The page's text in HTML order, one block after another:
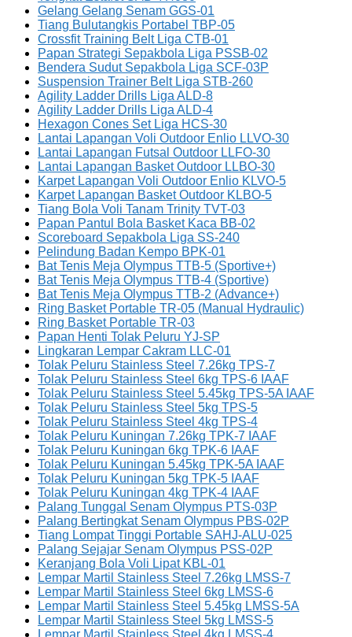
Gelang Gelang Senam GGS-01
Tiang Bulutangkis Portabel TBP-05
Crossfit Training Belt Liga CTB-01
Papan Strategi Sepakbola Liga PSSB-02
Bendera Sudut Sepakbola Liga SCF-03P
Suspension Trainer Belt Liga STB-260
Agility Ladder Drills Liga ALD-8
Agility Ladder Drills Liga ALD-4
Hexagon Cones Set Liga HCS-30
Lantai Lapangan Voli Outdoor Enlio LLVO-30
Lantai Lapangan Futsal Outdoor LLFO-30
Lantai Lapangan Basket Outdoor LLBO-30
Karpet Lapangan Voli Outdoor Enlio KLVO-5
Karpet Lapangan Basket Outdoor KLBO-5
Tiang Bola Voli Tanam Trinity TVT-03
Papan Pantul Bola Basket Kaca BB-02
Scoreboard Sepakbola Liga SS-240
Pelindung Badan Kempo BPK-01
Bat Tenis Meja Olympus TTB-5 (Sportive+)
Bat Tenis Meja Olympus TTB-4 (Sportive)
Bat Tenis Meja Olympus TTB-2 (Advance+)
Ring Basket Portable TR-05 (Manual Hydraulic)
Ring Basket Portable TR-03
Papan Henti Tolak Peluru YJ-SP
Lingkaran Lempar Cakram LLC-01
Tolak Peluru Stainless Steel 7.26kg TPS-7
Tolak Peluru Stainless Steel 6kg TPS-6 IAAF
Tolak Peluru Stainless Steel 5.45kg TPS-5A IAAF
Tolak Peluru Stainless Steel 5kg TPS-5
Tolak Peluru Stainless Steel 4kg TPS-4
Tolak Peluru Kuningan 7.26kg TPK-7 IAAF
Tolak Peluru Kuningan 6kg TPK-6 IAAF
Tolak Peluru Kuningan 5.45kg TPK-5A IAAF
Tolak Peluru Kuningan 5kg TPK-5 IAAF
Tolak Peluru Kuningan 4kg TPK-4 IAAF
Palang Tunggal Senam Olympus PTS-03P
Palang Bertingkat Senam Olympus PBS-02P
Tiang Lompat Tinggi Portable SAHJ-ALU-025
Palang Sejajar Senam Olympus PSS-02P
Keranjang Bola Voli Lipat KBL-01
Lempar Martil Stainless Steel 7.26kg LMSS-7
Lempar Martil Stainless Steel 6kg LMSS-6
Lempar Martil Stainless Steel 5.45kg LMSS-5A
Lempar Martil Stainless Steel 5kg LMSS-5